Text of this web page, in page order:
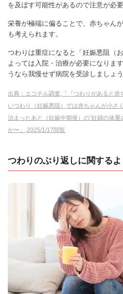
を及ぼす可能性があるので注意が必要
栄養が極端に偏ることで、赤ちゃん
も考えられます。
つわりは重症になると「妊娠悪阻（
よっては入院・治療が必要になりま
うなら我慢せず病院を受診しましょう
出典：エコチル調査,「『つわりがあると
いつわり（妊娠悪阻）では赤ちゃんが小さ
治まったあと（妊娠中期後）の”妊婦の体重
か〜」,2025/1/17閲覧
つわりのぶり返しに関する